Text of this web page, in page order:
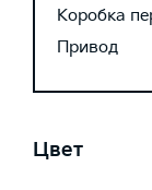
Коробка
Привод
Цвет